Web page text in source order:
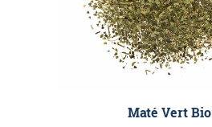
Maté Vert Bio